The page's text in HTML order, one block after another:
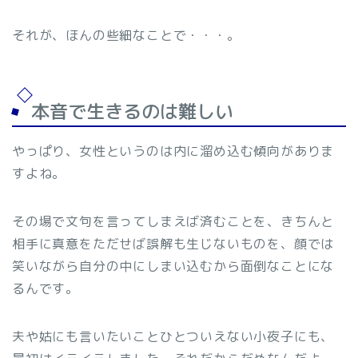
それが、ほんの些細なことで・・・。
本音で生きるのは難しい
やっぱり、女性というのは内に溜め込む傾向がありま
すよね。
その場で文句を言ってしまえば済むことを、きちんと
相手に真意をただせば誤解も生じないものを、顔では
笑いながら自分の中にしまい込むから面倒なことにな
るんです。
夫や姑にも言いたいことひとついえない小夜子にも、